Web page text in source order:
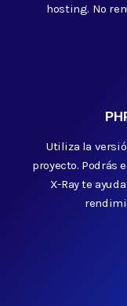
hosting. No
Utiliza la
proyecto. Podrás
X-Ray te